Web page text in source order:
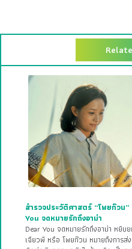
สำรวจประวัติศาสตร์ “โพยก๊วน
You จดหมายรักถึงอาม่า
Dear You จดหมายรักถึงอาม่า หยิบ
เฉียวพี หรือ โพยก๊วน หมายถึงการส่